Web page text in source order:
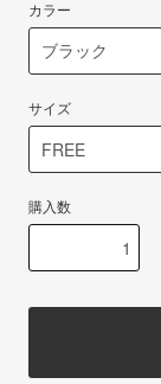
カラー
サイズ
購入数